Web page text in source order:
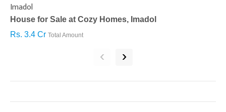
Imadol
House for Sale at Cozy Homes, Imadol
Rs. 3.4 Cr Total Amount
‹ ›